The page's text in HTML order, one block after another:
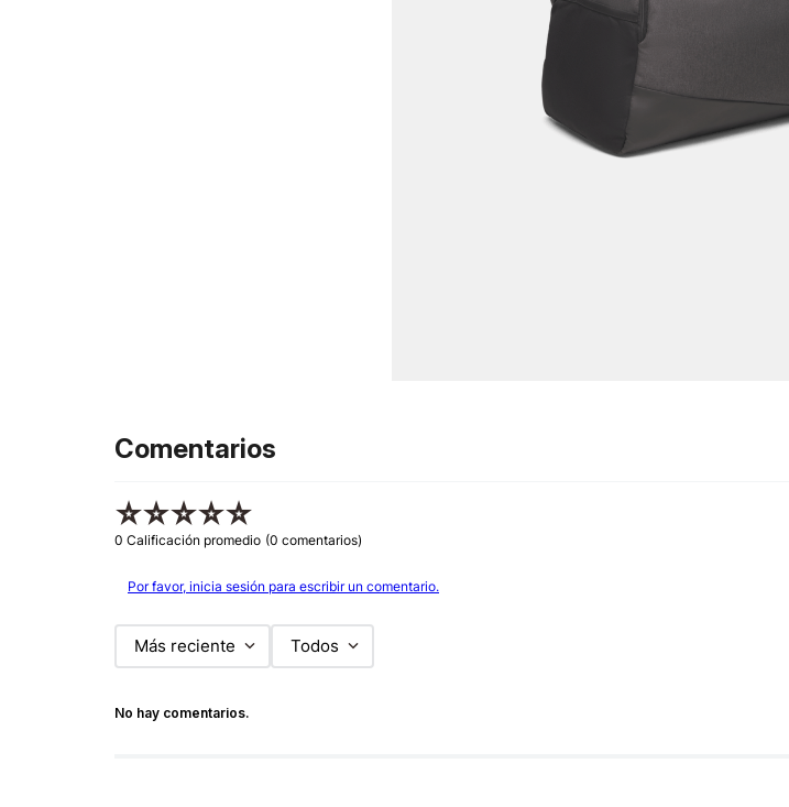
Comentarios
☆☆☆☆☆
0 Calificación promedio (0 comentarios)
Por favor, inicia sesión para escribir un comentario.
Más reciente Todos
No hay comentarios.